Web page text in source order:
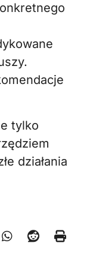
tylko
działania